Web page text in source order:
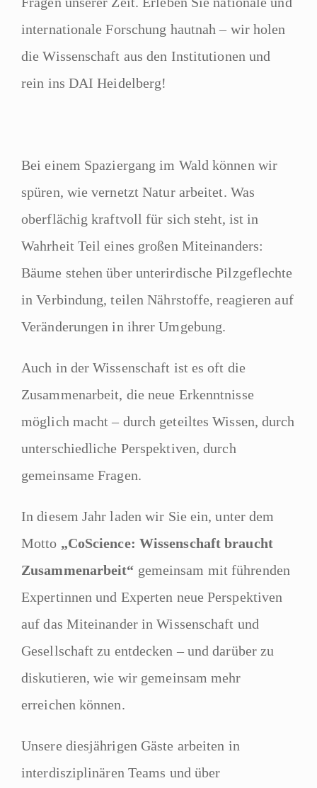
internationale Forschung hautnah – wir holen
die Wissenschaft aus den Institutionen und
rein ins DAI Heidelberg!
Bei einem Spaziergang im Wald können wir
spüren, wie vernetzt Natur arbeitet. Was
oberflächig kraftvoll für sich steht, ist in
Wahrheit Teil eines großen Miteinanders:
Bäume stehen über unterirdische Pilzgeflechte
in Verbindung, teilen Nährstoffe, reagieren auf
Veränderungen in ihrer Umgebung.
Auch in der Wissenschaft ist es oft die
Zusammenarbeit, die neue Erkenntnisse
möglich macht – durch geteiltes Wissen, durch
unterschiedliche Perspektiven, durch
gemeinsame Fragen.
In diesem Jahr laden wir Sie ein, unter dem
Motto „CoScience: Wissenschaft braucht
Zusammenarbeit“ gemeinsam mit führenden
Expertinnen und Experten neue Perspektiven
auf das Miteinander in Wissenschaft und
Gesellschaft zu entdecken – und darüber zu
diskutieren, wie wir gemeinsam mehr
erreichen können.
Unsere diesjährigen Gäste arbeiten in
interdisziplinären Teams und über